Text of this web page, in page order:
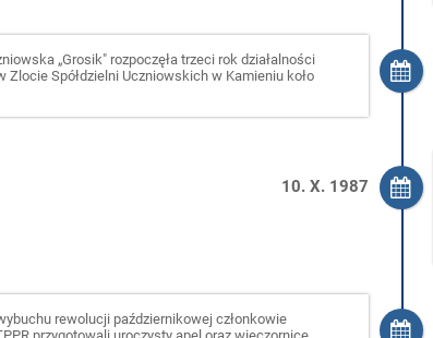
„Grosik" rozpoczęła trzeci rok działalności
Zlocie Spółdzielni Uczniowskich w Kamieniu koło
10. X. 1987
rewolucji październikowej członkowie